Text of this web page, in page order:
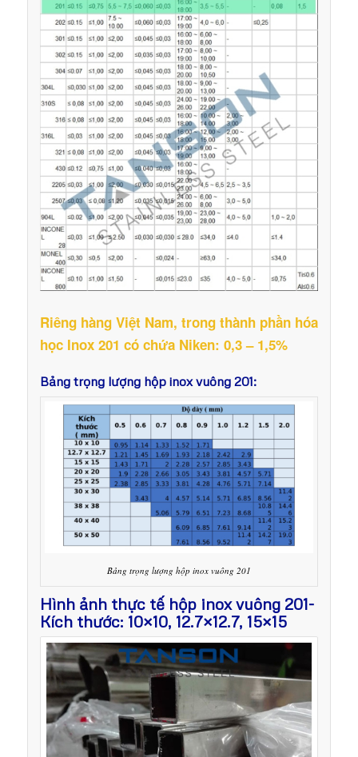
Riêng hàng Việt Nam, trong thành phần hóa
học Inox 201 có chứa Niken: 0,3 – 1,5%
Bảng trọng lượng hộp inox vuông 201:
Bảng trọng lượng hộp inox vuông 201
Hình ảnh thực tế hộp inox vuông 201-
Kích thước: 10×10, 12.7×12.7, 15×15